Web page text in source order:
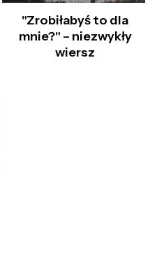
"Zrobiłabyś to dla
mnie?" – niezwykły
wiersz